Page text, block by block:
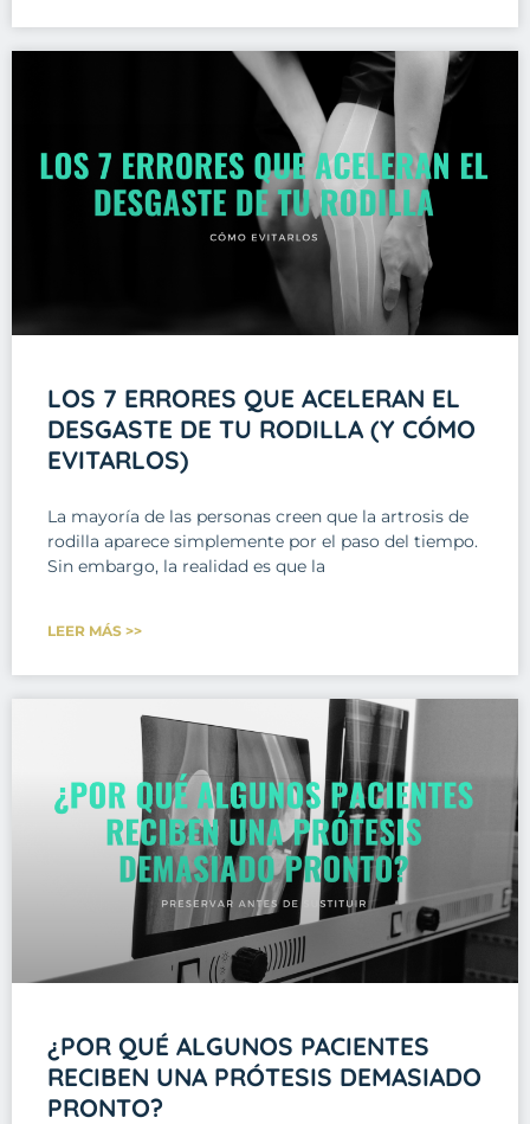
LOS 7 ERRORES QUE ACELERAN EL
DESGASTE DE TU RODILLA (Y CÓMO
EVITARLOS)
La mayoría de las personas creen que la artrosis de
rodilla aparece simplemente por el paso del tiempo.
Sin embargo, la realidad es que la
LEER MÁS >>
¿POR QUÉ ALGUNOS PACIENTES
RECIBEN UNA PRÓTESIS DEMASIADO
PRONTO?